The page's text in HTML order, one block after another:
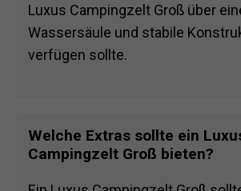
Luxus Campingzelt Groß über
Wassersäule und stabile
verfügen sollte.
Welche Extras sollte ein
Campingzelt Groß bieten?